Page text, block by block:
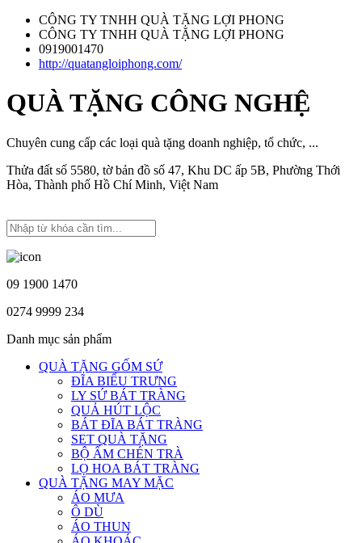
CÔNG TY TNHH QUÀ TẶNG LỢI PHONG
CÔNG TY TNHH QUÀ TẶNG LỢI PHONG
0919001470
http://quatangloiphong.com/
QUÀ TẶNG CÔNG NGHỆ
Chuyên cung cấp các loại quà tặng doanh nghiệp, tổ chức, ...
Thửa đất số 5580, tờ bản đồ số 47, Khu DC ấp 5B, Phường Thới
Hòa, Thành phố Hồ Chí Minh, Việt Nam
09 1900 1470
0274 9999 234
Danh mục sản phẩm
QUÀ TẶNG GỐM SỨ
ĐĨA BIỂU TRƯNG
LY SỨ BÁT TRÀNG
QUẢ HÚT LỘC
BÁT ĐĨA BÁT TRÀNG
SET QUÀ TẶNG
BỘ ẤM CHÉN TRÀ
LỌ HOA BÁT TRÀNG
QUÀ TẶNG MAY MẶC
ÁO MƯA
Ô DÙ
ÁO THUN